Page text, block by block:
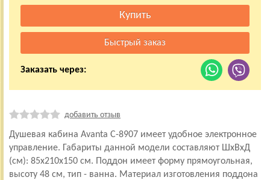
Заказать через:
добавить отзыв
Душевая кабина Avanta C-8907 имеет удобное электронное
управление. Габариты данной модели составляют ШхВхД
(см): 85x210x150 см. Поддон имеет форму прямоугольная,
высоту 48 см, тип - ванна. Материал изготовления поддона